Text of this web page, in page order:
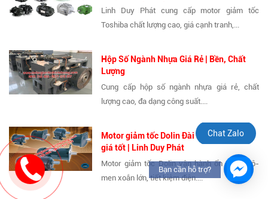
Linh Duy Phát cung cấp motor giảm tốc
Toshiba chất lượng cao, giá cạnh tranh,...
Hộp Số Ngành Nhựa Giá Rẻ | Bền, Chất
Lượng
Cung cấp hộp số ngành nhựa giá rẻ, chất
lượng cao, đa dạng công suất....
Motor giảm tốc Dolin Đài Loan – Bền bỉ,
giá tốt | Linh Duy Phát
Motor giảm tốc Dolin vận hành ổn định, mô-
men xoắn lớn, tiết kiệm điện....
Chat Zalo
Bạn cần hỗ trợ?